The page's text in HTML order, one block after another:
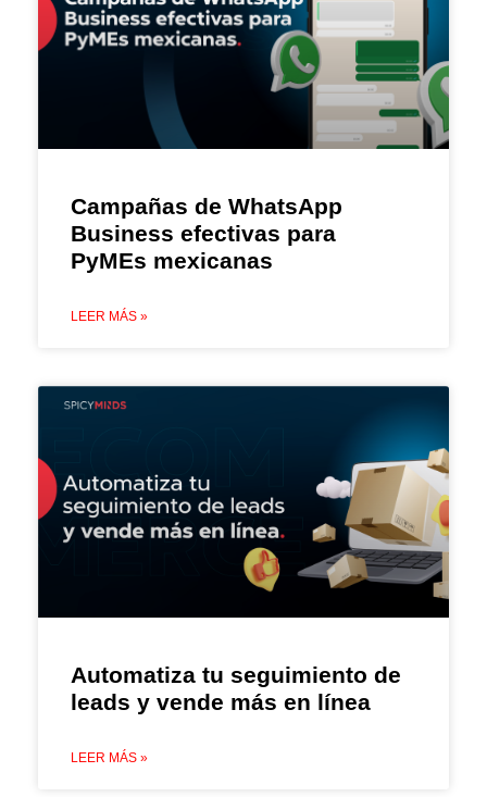
Campañas de WhatsApp
Business efectivas para
PyMEs mexicanas
LEER MÁS »
Automatiza tu seguimiento de
leads y vende más en línea
LEER MÁS »